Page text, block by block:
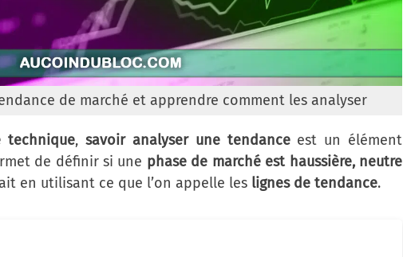
de marché et apprendre comment les analyser
technique,savoir analyser une tendanceest un élément
de définir si une phase de marché est haussière, neutre
en utilisant ce que l’on appelle les lignes de tendance.